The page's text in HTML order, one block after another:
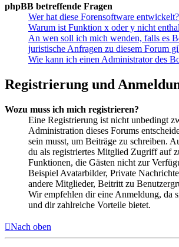
phpBB betreffende Fragen
Wer hat diese Forensoftware entwickelt?
Warum ist Funktion x oder y nicht
An wen soll ich mich wenden, falls es
juristische Anfragen zu diesem Forum
Wie kann ich einen Administrator des
Registrierung und
Wozu muss ich mich registrieren?
Eine Registrierung ist nicht unbedingt
Administration dieses Forums
sein musst, um Beiträge zu schreiben.
du als registriertes Mitglied Zugriff auf
Funktionen, die Gästen nicht zur
Beispiel Avatarbilder, Private
andere Mitglieder, Beitritt zu
Wir empfehlen dir eine Anmeldung, da
und dir zahlreiche Vorteile bietet.
Nach oben